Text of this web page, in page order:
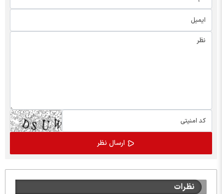
نظرات